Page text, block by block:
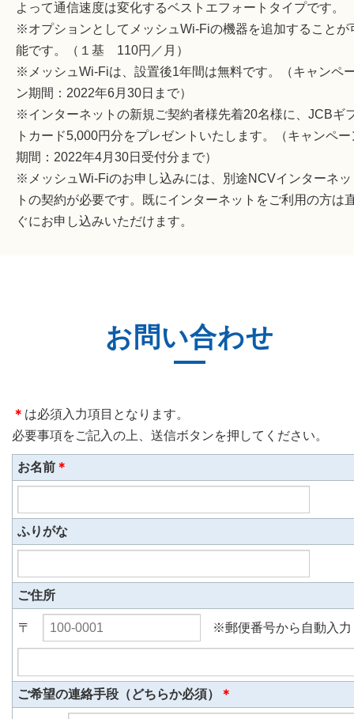
よって通信速度は変化するベストエフォートタイプです。
※オプションとしてメッシュWi-Fiの機器を追加することが
能です。（１基 110円／月）
※メッシュWi-Fiは、設置後1年間は無料です。（キャンペ
ン期間：2022年6月30日まで）
※インターネットの新規ご契約者様先着20名様に、JCBギ
トカード5,000円分をプレゼントいたします。（キャンペー
期間：2022年4月30日受付分まで）
※メッシュWi-Fiのお申し込みには、別途NCVインターネッ
トの契約が必要です。既にインターネットをご利用の方は
ぐにお申し込みいただけます。
お問い合わせ
＊ は必須入力項目となります。
必要事項をご記入の上、送信ボタンを押してください。
お名前 ＊
ふりがな
ご住所
〒 ※郵便番号から自動入力
ご希望の連絡手段（どちらか必須） ＊